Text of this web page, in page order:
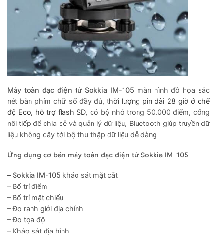
Máy toàn đạc điện tử Sokkia IM-105 màn hình đồ họa sắc
nét bàn phím chữ số đầy đủ, thời lượng pin dài 28 giờ ở chế
độ Eco, hỗ trợ flash SD, có bộ nhớ trong 50.000 điểm, cổng
nối tiếp để chia sẻ và quản lý dữ liệu, Bluetooth giúp truyền dữ
liệu không dây tới bộ thu thập dữ liệu dễ dàng
Ứng dụng cơ bản máy toàn đạc điện tử Sokkia IM-105
–Sokkia IM-105 khảo sát mặt cắt
– Bố trí điểm
– Bố trí mặt chiếu
– Đo ranh giới địa chính
– Đo tọa độ
– Khảo sát địa hình